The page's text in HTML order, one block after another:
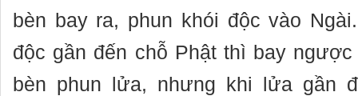
bèn bay ra, phun khói độc vào
độc gần đến chỗ Phật thì bay
bèn phun lửa, nhưng khi lửa gần